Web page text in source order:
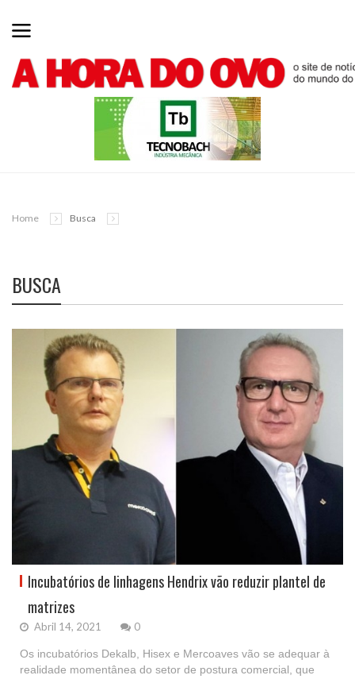
Home Busca
BUSCA
Incubatórios de linhagens Hendrix vão reduzir plantel de
matrizes
Abril 14, 2021 0
Os incubatórios Dekalb, Hisex e Mercoaves vão se adequar à
realidade momentânea do setor de postura comercial, que